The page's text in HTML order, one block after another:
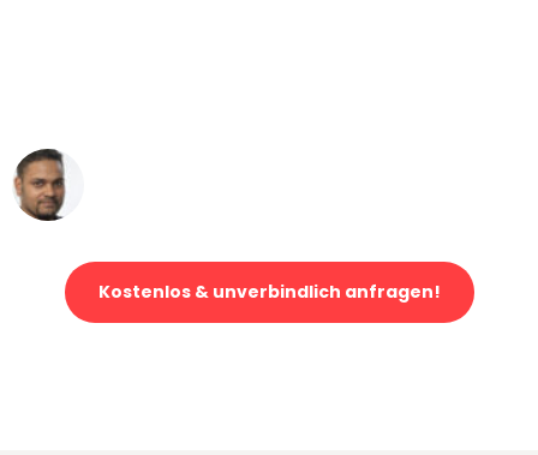
Kostenlos & unverbindlich anfragen!